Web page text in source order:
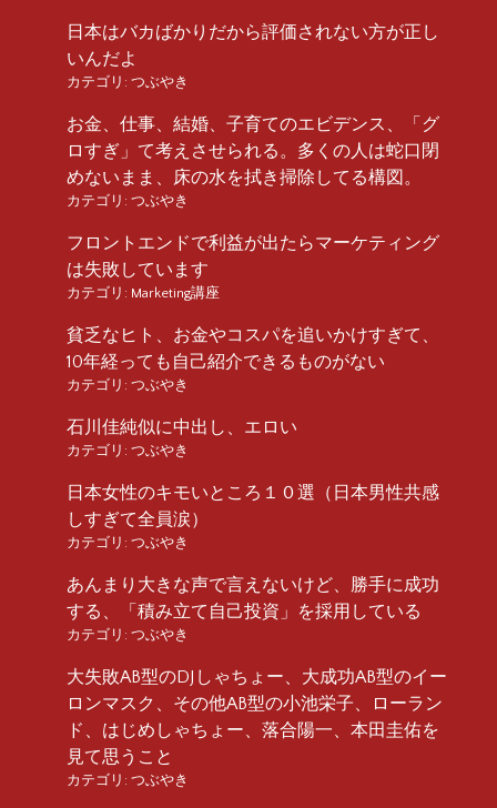
日本はバカばかりだから評価されない方が正し
いんだよ
カテゴリ: つぶやき
お金、仕事、結婚、子育てのエビデンス、「グ
ロすぎ」て考えさせられる。多くの人は蛇口閉
めないまま、床の水を拭き掃除してる構図。
カテゴリ: つぶやき
フロントエンドで利益が出たらマーケティング
は失敗しています
カテゴリ: Marketing講座
貧乏なヒト、お金やコスパを追いかけすぎて、
10年経っても自己紹介できるものがない
カテゴリ: つぶやき
石川佳純似に中出し、エロい
カテゴリ: つぶやき
日本女性のキモいところ１０選（日本男性共感
しすぎて全員涙）
カテゴリ: つぶやき
あんまり大きな声で言えないけど、勝手に成功
する、「積み立て自己投資」を採用している
カテゴリ: つぶやき
大失敗AB型のDJしゃちょー、大成功AB型のイー
ロンマスク、その他AB型の小池栄子、ローラン
ド、はじめしゃちょー、落合陽一、本田圭佑を
見て思うこと
カテゴリ: つぶやき